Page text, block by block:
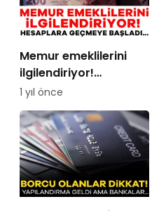
Memur emeklilerini
ilgilendiriyor!
Hesaplara geçmeye
başladı…
1 yıl önce